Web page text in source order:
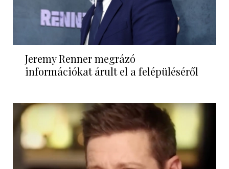
Jeremy Renner megrázó
információkat árult el a felépüléséről